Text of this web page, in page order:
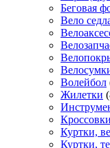
Беговая
Вело
Волейбол
Жилетки
Кроссовки
Куртки,
Куртки,